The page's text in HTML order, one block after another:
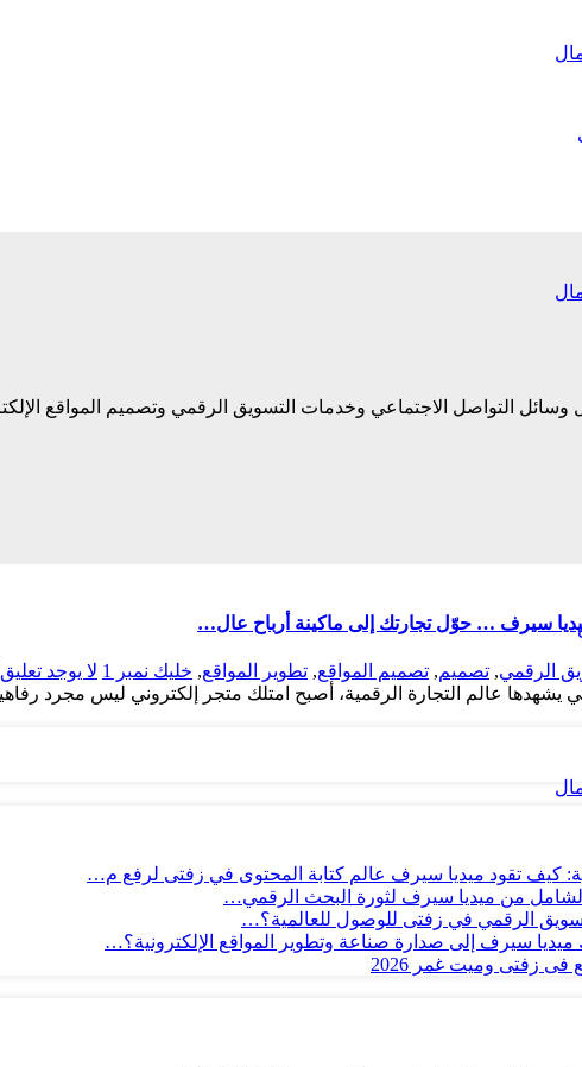
سيرف … حوّل تجارتك إلى ماكينة أرباح عال…
الرقمي, تصميم, تصميم المواقع, تطوير المواقع, خليك نمبر 1 لا يوجد تعليق
كيف تقود ميديا سيرف عالم كتابة المحتوى في زفتى لرفع م…
الرقمي في زفتى للوصول للعالمية؟…
سيرف إلى صدارة صناعة وتطوير المواقع الإلكترونية؟…
زفتى وميت غمر 2026